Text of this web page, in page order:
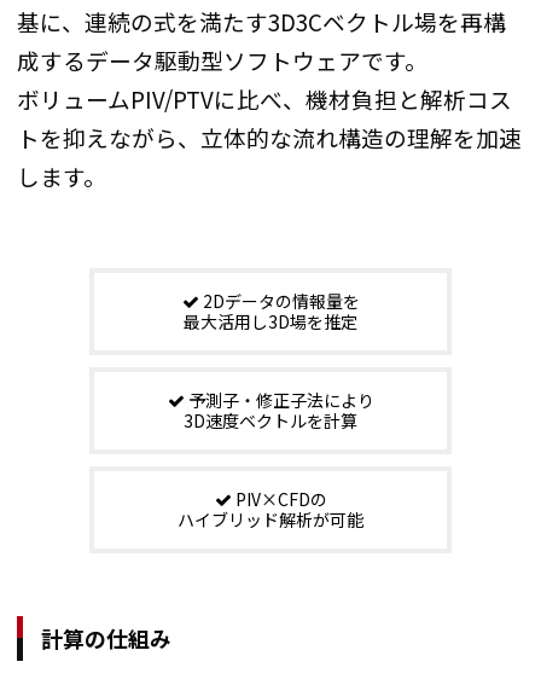
基に、連続の式を満たす3D3Cベクトル場を再構
成するデータ駆動型ソフトウェアです。
ボリュームPIV/PTVに比べ、機材負担と解析コス
トを抑えながら、立体的な流れ構造の理解を加速
します。
2Dデータの情報量を
最大活用し3D場を推定
予測子・修正子法により
3D速度ベクトルを計算
PIV×CFDの
ハイブリッド解析が可能
計算の仕組み